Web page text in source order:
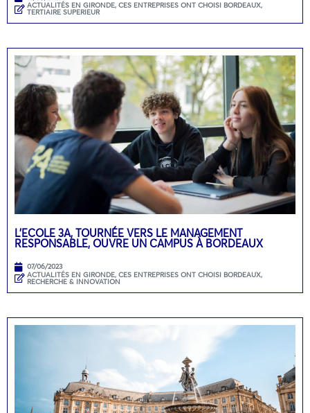
ACTUALITÉS EN GIRONDE, CES ENTREPRISES ONT CHOISI BORDEAUX,
TERTIAIRE SUPERIEUR
L’ECOLE 3A, TOURNÉE VERS LE MANAGEMENT
RESPONSABLE, OUVRE UN CAMPUS À BORDEAUX
07/06/2023
ACTUALITÉS EN GIRONDE, CES ENTREPRISES ONT CHOISI BORDEAUX,
RECHERCHE & INNOVATION